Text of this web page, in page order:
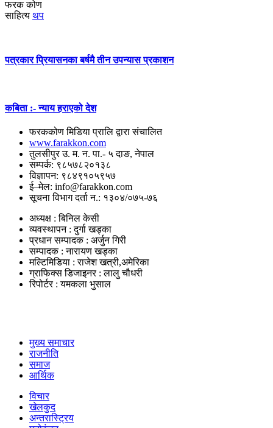
फरक कोण
साहित्य थप
पत्रकार प्रियासनका बर्षमै तीन उपन्यास प्रकाशन
कबिता :- न्याय हराएको देश
फरककोण मिडिया प्रालि द्वारा संचालित
www.farakkon.com
तुलसीपुर उ. म. न. पा.- ५ दाङ, नेपाल
सम्पर्क: ९८५७८२०१३८
विज्ञापन: ९८४९१०५९५७
ई–मेल: info@farakkon.com
सूचना विभाग दर्ता न.: १३०४/०७५-७६
अध्यक्ष : बिनिल केसी
व्यवस्थापन : दुर्गा खड्का
प्रधान सम्पादक : अर्जुन गिरी
सम्पादक : नारायण खड्का
मल्टिमिडिया : राजेश खत्री,अमेरिका
ग्राफिक्स डिजाइनर : लालु चौधरी
रिपोर्टर : यमकला भुसाल
मुख्य समाचार
राजनीति
समाज
आर्थिक
विचार
खेलकुद
अन्तरास्ट्रिय